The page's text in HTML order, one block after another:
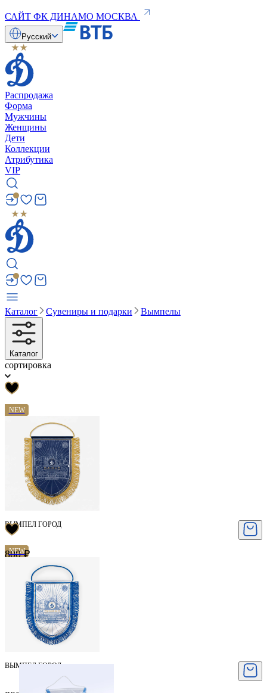
САЙТ ФК ДИНАМО МОСКВА
Русский
Распродажа
Форма
Мужчины
Женщины
Дети
Коллекции
Атрибутика
VIP
Каталог Сувениры и подарки Вымпелы
Каталог
сортировка
NEW
ВЫМПЕЛ ГОРОД
800 ₽
NEW
ВЫМПЕЛ ГОРОД